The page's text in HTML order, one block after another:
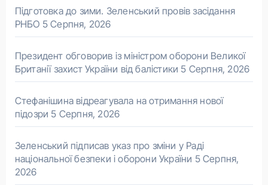
Підготовка до зими. Зеленський провів засідання
РНБО 5 Серпня, 2026
Президент обговорив із міністром оборони Великої
Британії захист України від балістики 5 Серпня, 2026
Стефанішина відреагувала на отримання нової
підозри 5 Серпня, 2026
Зеленський підписав указ про зміни у Раді
національної безпеки і оборони України 5 Серпня,
2026